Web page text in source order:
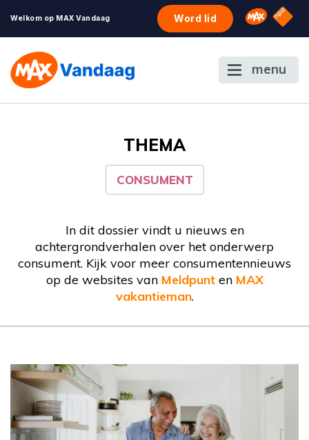
Welkom op MAX Vandaag Word lid Omroep
NPO
menu
THEMA
CONSUMENT
In dit dossier vindt u nieuws en
achtergrondverhalen over het onderwerp
consument. Kijk voor meer consumentennieuws
op de websites van Meldpunten MAX
vakantieman.